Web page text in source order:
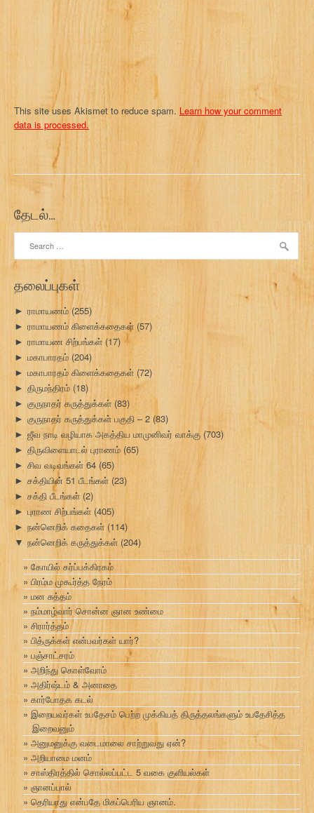
This site uses Akismet to reduce spam. Learn how your comment
data is processed.
தேடல்…
தலைப்புகள்
► ராமாயணம்(255)
► ராமாயணம் கிளைக்கதைகள் (57)
► ராமாயண சிற்பங்கள் (17)
► மகாபாரதம் (204)
► மகாபாரதம் கிளைக்கதைகள் (72)
► திருமந்திரம் (18)
► குருநாதர் கருத்துக்கள் (83)
► குருநாதர் கருத்துக்கள் பகுதி – 2 (83)
► ஜீவ நாடி வழியாக அகத்திய மாமுனிவர் வாக்கு (703)
► திருவிளையாடல் புராணம் (65)
► சிவ வடிவங்கள் 64 (65)
► சக்தியின் 51 பீடங்கள் (23)
► சக்தி பீடங்கள் (2)
► புராண சிற்பங்கள் (405)
► நன்னெறிக் கதைகள் (114)
▼ நன்னெறிக் கருத்துக்கள் (204)
கோயில் கர்ப்பக்கிரகம்
பிரம்ம முகூர்த்த நேரம்
மன சுத்தம்
நம்மாழ்வார் சொன்ன ஞான உண்மை
சிரார்த்தம்
பித்ருக்கள் என்பவர்கள் யார்?
பஞ்சாட்சரம்
அறிந்து கொள்வோம்
அதிர்ஷ்டம் & அனாதை
கார்போதக கடல்
இறையவர்கள் உபதேசம் பெற்ற முக்கியத் திருத்தலங்களும் உபதேசித்த
இறைவனும்
அனுமனுக்கு வடைமாலை சாற்றுவது ஏன்?
அறியாமை மனம்
சாஸ்திரத்தில் சொல்லப்பட்ட 5 வகை குளியல்கள்
ஞானப்பால்
தெரியாது என்பதே மிகப்பெரிய ஞானம்.